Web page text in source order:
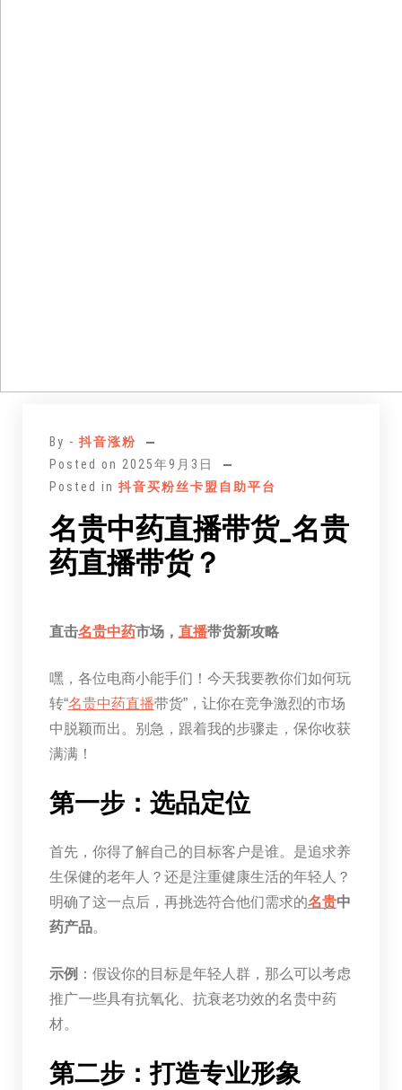
By - 抖音涨粉
Posted on 2025年9月3日
Posted in 抖音买粉丝卡盟自助平台
名贵中药直播带货_名贵
药直播带货？
直击名贵中药市场， 直播带货新攻略
嘿，各位电商小能手们！今天我要教你们如何玩
转“名贵中药直播带货”，让你在竞争激烈的市场
中脱颖而出。别急，跟着我的步骤走，保你收获
满满！
第一步：选品定位
首先，你得了解自己的目标客户是谁。是追求养
生保健的老年人？还是注重健康生活的年轻人？
明确了这一点后，再挑选符合他们需求的名贵中
药产品。
示例 ：假设你的目标是年轻人群，那么可以考虑
推广一些具有抗氧化、抗衰老功效的名贵中药
材。
第二步：打造专业形象